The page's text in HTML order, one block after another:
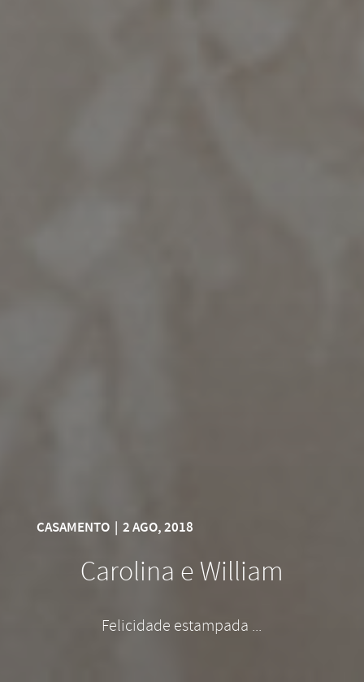
CASAMENTO| 2 AGO, 2018
Carolina e William
Felicidade estampada ...